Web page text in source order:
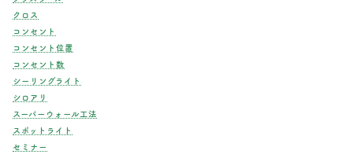
クロス
コンセント
コンセント位置
コンセント数
シーリングライト
シロアリ
スーパーウォール工法
スポットライト
セミナー